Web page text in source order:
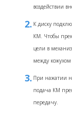
воздействии
К диску
КМ. Чтобы
цели в
между
При нажатии
подача КМ
передачу.